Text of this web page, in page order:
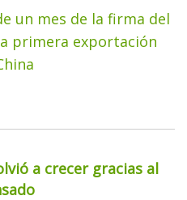
un mes de la firma del
primera exportación
a crecer gracias al